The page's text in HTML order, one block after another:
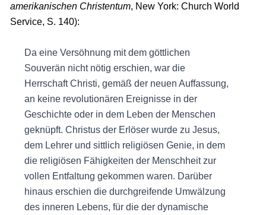
amerikanischen Christentum, New York: Church World
Service, S. 140):
Da eine Versöhnung mit dem göttlichen
Souverän nicht nötig erschien, war die
Herrschaft Christi, gemäß der neuen Auffassung,
an keine revolutionären Ereignisse in der
Geschichte oder in dem Leben der Menschen
geknüpft. Christus der Erlöser wurde zu Jesus,
dem Lehrer und sittlich religiösen Genie, in dem
die religiösen Fähigkeiten der Menschheit zur
vollen Entfaltung gekommen waren. Darüber
hinaus erschien die durchgreifende Umwälzung
des inneren Lebens, für die der dynamische